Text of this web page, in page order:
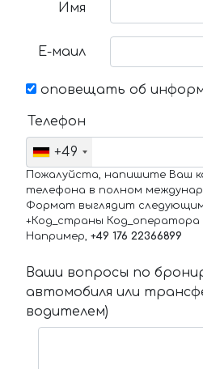
Имя
Е-маил
оповещать об
Телефон
+49
Пожалуйста, напишите Ваш
телефона в полном
Формат выглядит
+Код_страны Код_оператора
Например, +49 176 22366899
Ваши вопросы по
автомобиля или
водителем)